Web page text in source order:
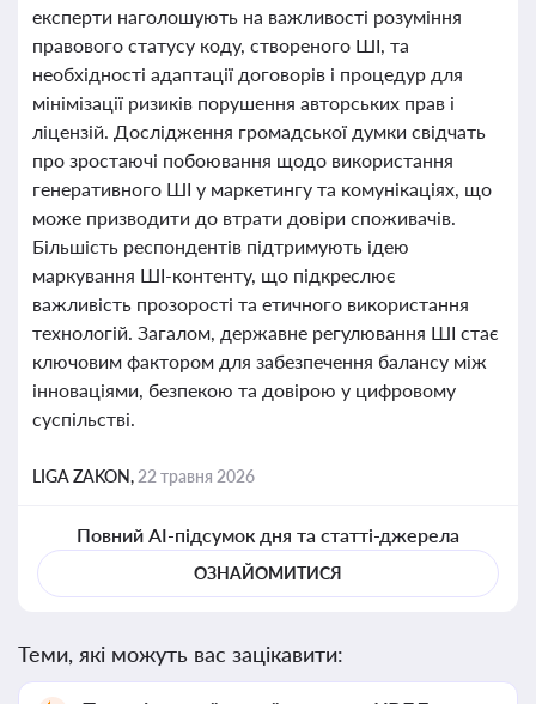
експерти наголошують на важливості розуміння
правового статусу коду, створеного ШІ, та
необхідності адаптації договорів і процедур для
мінімізації ризиків порушення авторських прав і
ліцензій. Дослідження громадської думки свідчать
про зростаючі побоювання щодо використання
генеративного ШІ у маркетингу та комунікаціях, що
може призводити до втрати довіри споживачів.
Більшість респондентів підтримують ідею
маркування ШІ-контенту, що підкреслює
важливість прозорості та етичного використання
технологій. Загалом, державне регулювання ШІ стає
ключовим фактором для забезпечення балансу між
інноваціями, безпекою та довірою у цифровому
суспільстві.
LIGA ZAKON, 22 травня 2026
Повний AI-підсумок дня та статті-джерела
ОЗНАЙОМИТИСЯ
Теми, які можуть вас зацікавити: